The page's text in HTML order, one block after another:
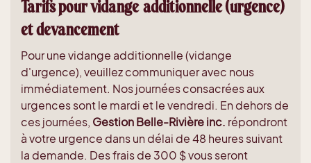
Tarifs pour vidange additionnelle (urgence)
et devancement
Pour une vidange additionnelle (vidange
d'urgence), veuillez communiquer avec nous
immédiatement. Nos journées consacrées aux
urgences sont le mardi et le vendredi. En dehors de
ces journées, Gestion Belle-Rivière inc. répondront
à votre urgence dans un délai de 48 heures suivant
la demande. Des frais de 300 $ vous seront